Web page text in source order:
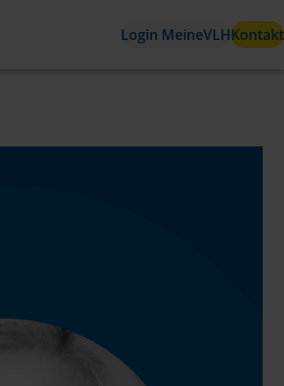
Login MeineVLHKontakt